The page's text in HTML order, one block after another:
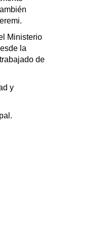
Ministerio
la
de
y